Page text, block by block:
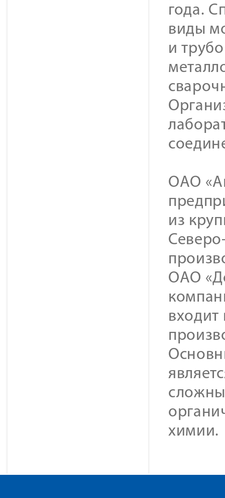
года.
виды
и
ОАО
из
ОАО
химии.